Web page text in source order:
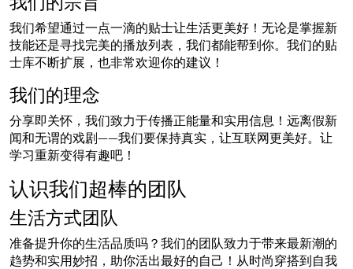
我们希望通过一点一滴的贴士让生活更美好！无论是掌握新
技能还是寻找完美的播放列表，我们都能帮到你。我们的贴
士库不断扩展，也非常欢迎你的建议！
我们的理念
分享即关怀，我们致力于传播正能量和实用信息！远离假新
闻和无谓的戏剧——我们要保持真实，让互联网更美好。让
学习重新变得有趣吧！
认识我们超棒的团队
生活方式团队
准备提升你的生活品质吗？我们的团队致力于带来最新潮的
趋势和实用妙招，助你活出最好的自己！从时尚穿搭到自我